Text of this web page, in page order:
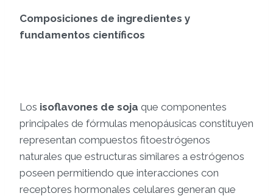
Composiciones de ingredientes y
fundamentos científicos
Los isoflavones de soja que componentes
principales de fórmulas menopáusicas constituyen
representan compuestos fitoestrógenos
naturales que estructuras similares a estrógenos
poseen permitiendo que interacciones con
receptores hormonales celulares generan que